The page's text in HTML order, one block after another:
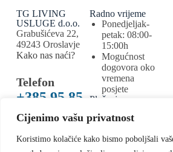
Cijenimo vašu privatnost
Koristimo kolačiće kako bismo poboljšali
TG LIVING
USLUGE d.o.o.
Grabušićeva 22,
49243 Oroslavje
Kako nas naći?
Telefon
+385 95 85
44 005
info@tglivi
Radno vrijeme
Ponedjeljak-
petak: 08:00-
15:00h
Mogućnost
dogovora oko
vremena
posjete
Plačanje
karticama